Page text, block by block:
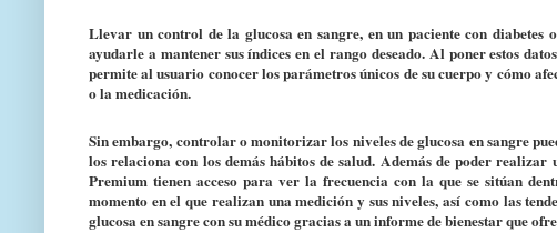
Llevar un control de la glucosa en sangre, en un paciente con
ayudarle a mantener sus índices en el rango deseado. Al poner estos
permite al usuario conocer los parámetros únicos de su cuerpo y cómo
o la medicación.
Sin embargo, controlar o monitorizar los niveles de glucosa en sangre
los relaciona con los demás hábitos de salud. Además de poder
Premium tienen acceso para ver la frecuencia con la que se sitúan
momento en el que realizan una medición y sus niveles, así como las
glucosa en sangre con su médico gracias a un informe de bienestar que